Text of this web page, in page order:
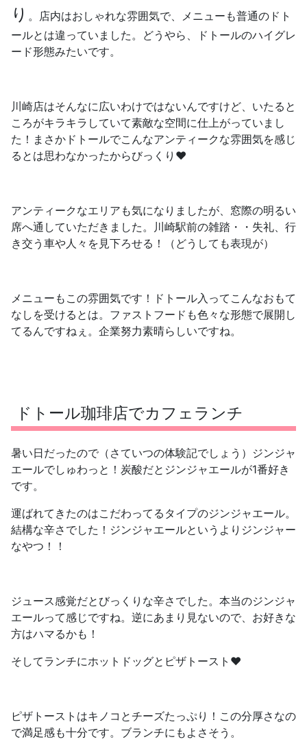
り 。店内はおしゃれな雰囲気で、メニューも普通のドト
ールとは違っていました。どうやら、
ドトールのハイグレ
ード形態みたいです。
川崎店はそんなに広いわけではないんですけど、いたると
ころがキラキラしていて素敵な空間に仕上がっていまし
た！まさかドトールでこんなアンティークな雰囲気を感じ
るとは思わなかったからびっくり❤
アンティークなエリアも気になりましたが、窓際の明るい
席へ通していただきました。川崎駅前の雑踏・・失礼、行
き交う車や人々を見下ろせる！（どうしても表現が）
メニューもこの雰囲気です！ドトール入ってこんなおもて
なしを受けるとは。ファストフードも色々な形態で展開し
てるんですねぇ。企業努力素晴らしいですね。
ドトール珈琲店でカフェランチ
暑い日だったので（さていつの体験記でしょう）ジンジャ
エールでしゅわっと！炭酸だとジンジャエールが1番好き
です。
運ばれてきたのはこだわってるタイプのジンジャエール。
結構な辛さでした！ジンジャエールというよりジンジャー
なやつ！！
ジュース感覚だとびっくりな辛さでした。本当のジンジャ
エールって感じですね。逆にあまり見ないので、お好きな
方はハマるかも！
そしてランチにホットドッグとピザトースト❤️
ピザトーストはキノコとチーズたっぷり！この分厚さなの
で満足感も十分です。ブランチにもよさそう。